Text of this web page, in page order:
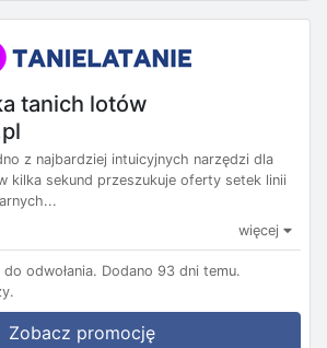
tanich lotów
z najbardziej intuicyjnych narzędzi dla
kilka sekund przeszukuje oferty setek linii
więcej
do odwołania. Dodano 93 dni temu.
Zobacz promocję